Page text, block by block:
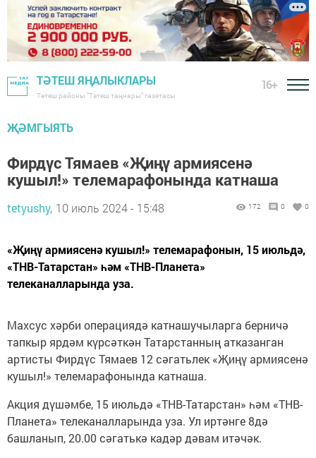
ТӘТЕШ ЯҢАЛЫКЛАРЫ
Тәтеш районы "Тәтеш таңнары" газетасы
16+
ҖӘМГЫЯТЬ
Фирдүс Тямаев «Җиңү армиясенә
кушыл!» телемарафонында катнаша
tetyushy, 10 июль 2024 - 15:48 172 0 0
«Җиңү армиясенә кушыл!» телемарафонын, 15 июльдә,
«ТНВ-Татарстан» һәм «ТНВ-Планета»
телеканалларында уза.
Махсус хәрби операциядә катнашучыларга берничә
тапкыр ярдәм күрсәткән Татарстанның атказанган
артисты Фирдүс Тямаев 12 сәгатьлек «Җиңү армиясенә
кушыл!» телемарафонында катнаша.
Акция дүшәмбе, 15 июльдә «ТНВ-Татарстан» һәм «ТНВ-
Планета» телеканалларында уза. Ул иртәнге 8дә
башланып, 20.00 сәгатькә кадәр дәвам итәчәк.